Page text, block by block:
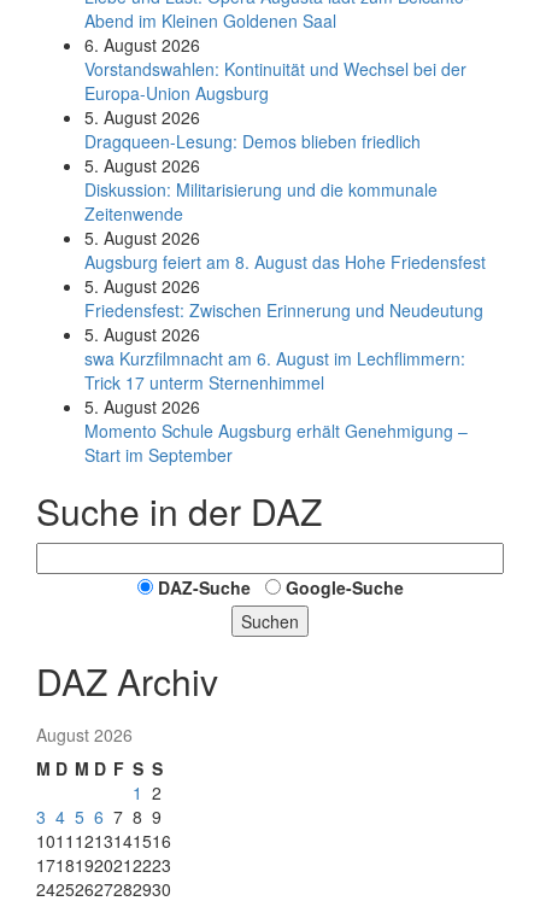
Abend im Kleinen Goldenen Saal
6. August 2026
Vorstandswahlen: Kontinuität und Wechsel bei der
Europa-Union Augsburg
5. August 2026
Dragqueen-Lesung: Demos blieben friedlich
5. August 2026
Diskussion: Mi­li­ta­ri­sie­rung und die kommunale
Zeitenwende
5. August 2026
Augsburg feiert am 8. August das Hohe Friedensfest
5. August 2026
Friedensfest: Zwischen Erinnerung und Neudeutung
5. August 2026
swa Kurz­film­nacht am 6. August im Lech­flim­mern:
Trick 17 unterm Sternen­himmel
5. August 2026
Momento Schule Augsburg erhält Genehmigung –
Start im September
Suche in der DAZ
DAZ-Suche
Google-Suche
Suchen
DAZ Archiv
August 2026
M D M D F S S
1 2
3 4 5 6 7 8 9
1011 1213141516
17181920212223
24252627282930